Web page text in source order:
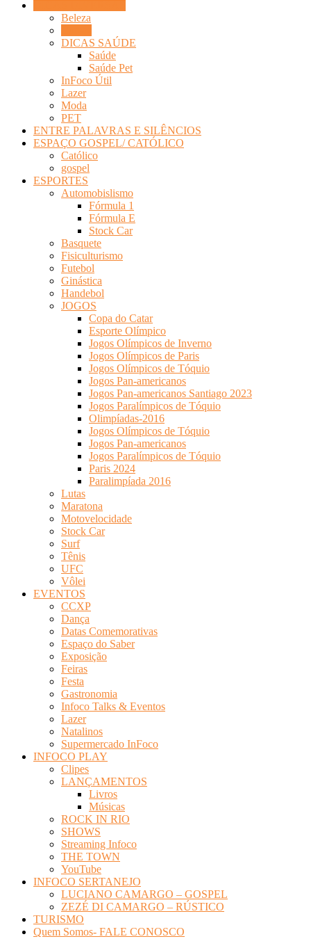
Beleza
DICAS SAÚDE
Saúde
Saúde Pet
InFoco Útil
Lazer
Moda
PET
ENTRE PALAVRAS E SILÊNCIOS
ESPAÇO GOSPEL/ CATÓLICO
Católico
gospel
ESPORTES
Automobislismo
Fórmula 1
Fórmula E
Stock Car
Basquete
Fisiculturismo
Futebol
Ginástica
Handebol
JOGOS
Copa do Catar
Esporte Olímpico
Jogos Olímpicos de Inverno
Jogos Olímpicos de Paris
Jogos Olímpicos de Tóquio
Jogos Pan-americanos
Jogos Pan-americanos Santiago 2023
Jogos Paralímpicos de Tóquio
Olimpíadas-2016
Jogos Olímpicos de Tóquio
Jogos Pan-americanos
Jogos Paralímpicos de Tóquio
Paris 2024
Paralimpíada 2016
Lutas
Maratona
Motovelocidade
Stock Car
Surf
Tênis
UFC
Vôlei
EVENTOS
CCXP
Dança
Datas Comemorativas
Espaço do Saber
Exposição
Feiras
Festa
Gastronomia
Infoco Talks & Eventos
Lazer
Natalinos
Supermercado InFoco
INFOCO PLAY
Clipes
LANÇAMENTOS
Livros
Músicas
ROCK IN RIO
SHOWS
Streaming Infoco
THE TOWN
YouTube
INFOCO SERTANEJO
LUCIANO CAMARGO – GOSPEL
ZEZÉ DI CAMARGO – RÚSTICO
TURISMO
Quem Somos- FALE CONOSCO